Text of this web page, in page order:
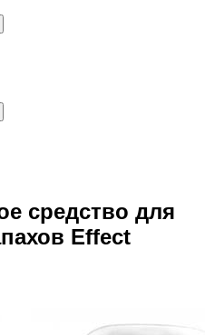
средство для
Effect